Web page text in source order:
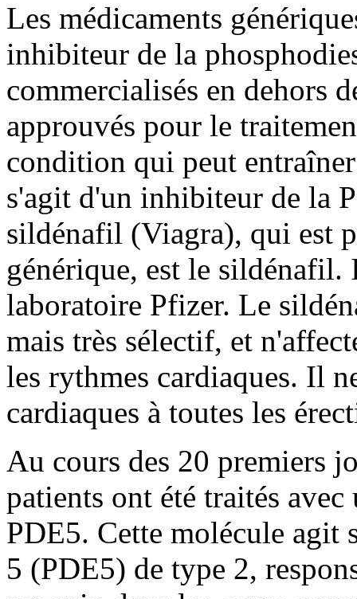
Les médicaments
inhibiteur de la
commercialisés en dehors
approuvés pour le
condition qui peut
s'agit d'un inhibiteur de la
sildénafil (Viagra), qui est
générique, est le
laboratoire Pfizer. Le
mais très sélectif, et
les rythmes cardiaques. Il
cardiaques à toutes les
Au cours des 20 premiers
patients ont été traités
PDE5. Cette molécule agit
5 (PDE5) de type 2,